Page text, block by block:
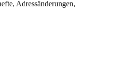
Adressänderungen,